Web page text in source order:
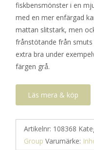
fiskbensmönster i en
med en mer enfärgad
mattan slitstark, men
frånstötande från
extra bra under
färgen grå.
Läs mera & köp
Artikelnr: 108368
Group Varumärke: